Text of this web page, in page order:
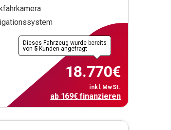
18.770€
Dieses Fahrzeug wurde bereits
von 5 Kunden angefragt
inkl.MwSt.
ab 169€finanzieren